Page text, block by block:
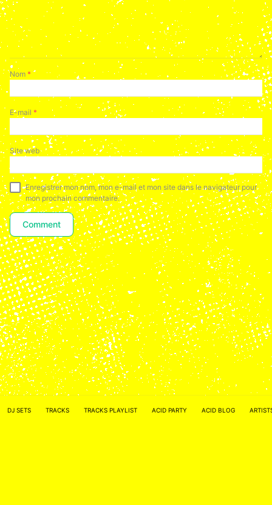
Nom *
E-mail *
Site web
Enregistrer mon nom, mon e-mail et mon site dans le navigateur pour
mon prochain commentaire.
ACID NETWORK :FACEBOOK
DJ SETS TRACKS TRACKS PLAYLIST ACID PARTY ACID BLOG